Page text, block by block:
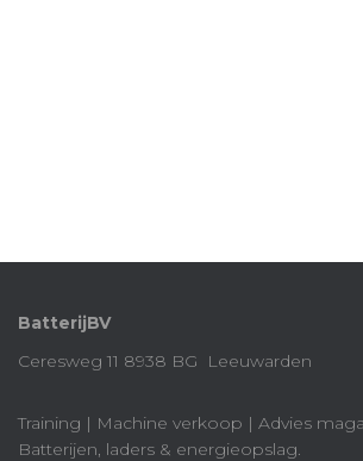
BatterijBV
Ceresweg 11 8938 BG Leeuwarden
Training | Machine verkoop | Advies
Batterijen, laders & energieopslag.